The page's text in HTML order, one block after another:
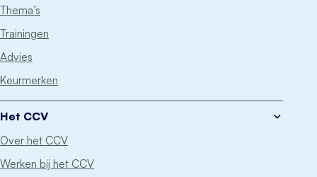
Thema’s
Trainingen
Advies
Keurmerken
Het CCV
Over het CCV
Werken bij het CCV